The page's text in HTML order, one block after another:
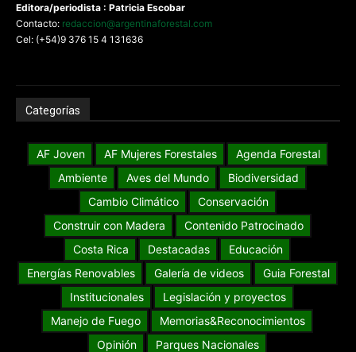
Editora/periodista : Patricia Escobar
Contacto: redaccion@argentinaforestal.com
Cel: (+54)9 376 15 4 131636
Categorías
AF Joven AF Mujeres Forestales
Agenda Forestal
Ambiente
Aves del Mundo
Biodiversidad
Cambio Climático
Conservación
Construir con Madera
Contenido Patrocinado
Costa Rica
Destacadas
Educación
Energías Renovables
Galería de videos
Guia Forestal
Institucionales
Legislación y proyectos
Manejo de Fuego
Memorias&Reconocimientos
Opinión
Parques Nacionales